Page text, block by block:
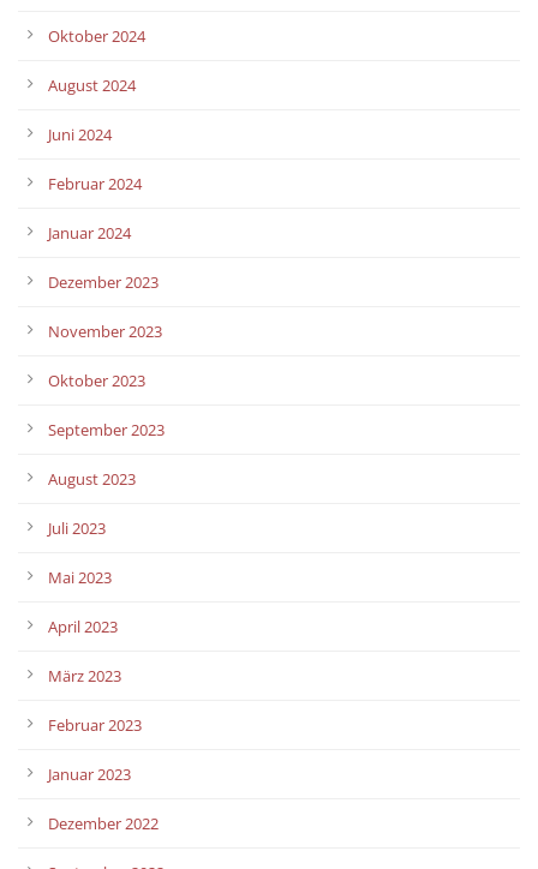
Oktober 2024
August 2024
Juni 2024
Februar 2024
Januar 2024
Dezember 2023
November 2023
Oktober 2023
September 2023
August 2023
Juli 2023
Mai 2023
April 2023
März 2023
Februar 2023
Januar 2023
Dezember 2022